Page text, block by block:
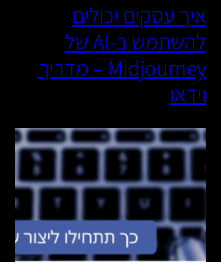
איך עסקים יכולים
להשתמש ב-AI של
Midjourney – מדריך
וידאו